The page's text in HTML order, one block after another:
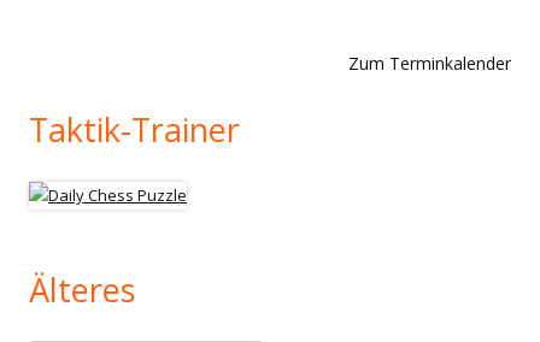
Zum Terminkalender
Taktik-Trainer
Älteres